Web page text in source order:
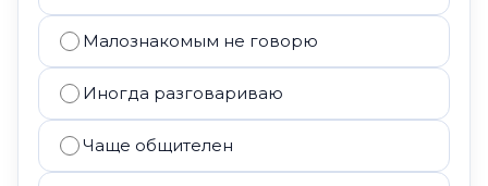
Малознакомым не говорю
Иногда разговариваю
Чаще общителен